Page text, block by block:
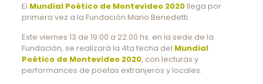
El Mundial Poético de Montevideo 2020llega por
primera vez a la Fundación Mario Benedetti.
Este viernes 13 de 19:00 a 22:00 hs. en la sede de la
Fundación, se realizará la 4ta fecha del Mundial
Poético de Montevideo 2020, con lecturas y
performances de poetas extranjeros y locales.